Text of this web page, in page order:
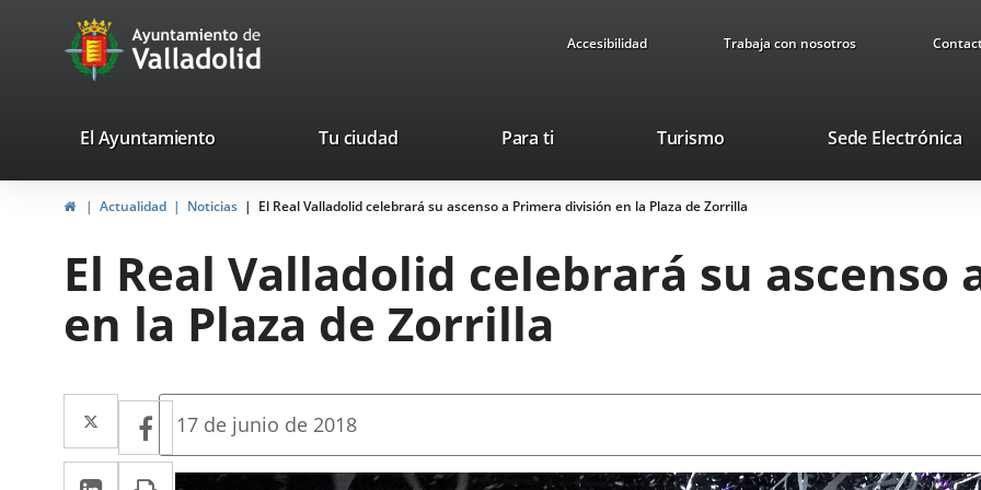
Portal
Web
Ayuntamiento
de
Accesibilidad Trabaja con nosotros
valladolid.es
El Ayuntamiento Tu ciudad Para ti TurismoThis
will
open
pop-
Sede Electrónica
HomeActualidad Noticias El Real Valladolid celebrará su ascenso a Primera división en la Plaza de Zorrilla
El Real Valladolid celebrará su ascenso
en la Plaza de Zorrilla
Twitter
Enlace
a
Facebook
Enlace
a
Linkedin
EnlacePrint
Fecha
la
noticia
17 de junio de 2018